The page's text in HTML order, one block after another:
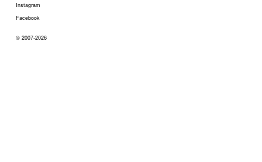
Instagram
Facebook
© 2007-2026